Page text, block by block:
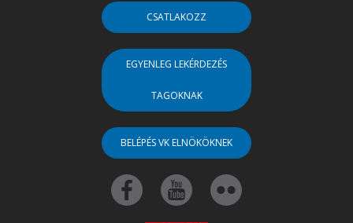
CSATLAKOZZ
EGYENLEG LEKÉRDEZÉS
TAGOKNAK
BELÉPÉS VK ELNÖKÖKNEK